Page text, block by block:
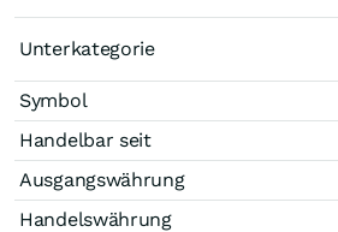
Unterkategorie
Symbol
Handelbar seit
Ausgangswährung
Handelswährung